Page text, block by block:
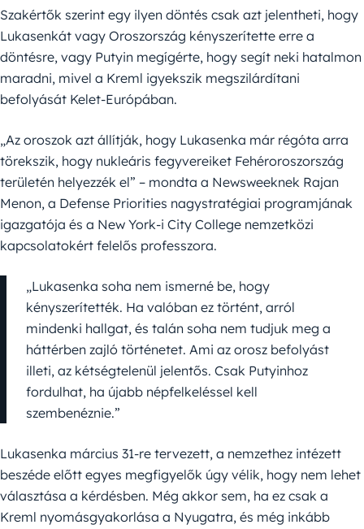
Szakértők szerint egy ilyen döntés csak azt jelentheti, hogy
Lukasenkát vagy Oroszország kényszerítette erre a
döntésre, vagy Putyin megígérte, hogy segít neki hatalmon
maradni, mivel a Kreml igyekszik megszilárdítani
befolyását Kelet-Európában.
„Az oroszok azt állítják, hogy Lukasenka már régóta arra
törekszik, hogy nukleáris fegyvereiket Fehéroroszország
területén helyezzék el” – mondta a Newsweeknek Rajan
Menon, a Defense Priorities nagystratégiai programjának
igazgatója és a New York-i City College nemzetközi
kapcsolatokért felelős professzora.
„Lukasenka soha nem ismerné be, hogy
kényszerítették. Ha valóban ez történt, arról
mindenki hallgat, és talán soha nem tudjuk meg a
háttérben zajló történetet. Ami az orosz befolyást
illeti, az kétségtelenül jelentős. Csak Putyinhoz
fordulhat, ha újabb népfelkeléssel kell
szembenéznie.”
Lukasenka március 31-re tervezett, a nemzethez intézett
beszéde előtt egyes megfigyelők úgy vélik, hogy nem lehet
választása a kérdésben. Még akkor sem, ha ez csak a
Kreml nyomásgyakorlása a Nyugatra, és még inkább